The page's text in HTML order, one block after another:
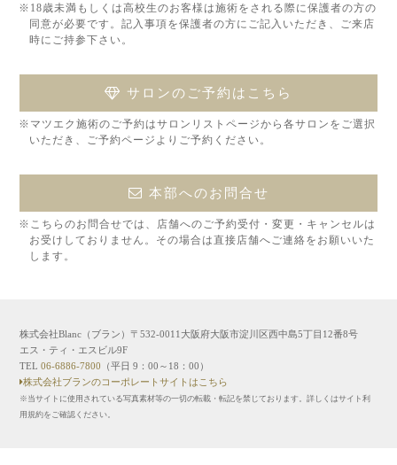
※18歳未満もしくは高校生のお客様は施術をされる際に保護者の方の
同意が必要です。記入事項を保護者の方にご記入いただき、ご来店
時にご持参下さい。
サロンのご予約はこちら
※マツエク施術のご予約はサロンリストページから各サロンをご選択
いただき、ご予約ページよりご予約ください。
本部へのお問合せ
※こちらのお問合せでは、店舗へのご予約受付・変更・キャンセルは
お受けしておりません。その場合は直接店舗へご連絡をお願いいた
します。
株式会社Blanc（ブラン）〒532-0011大阪府大阪市淀川区西中島5丁目12番8号
エス・ティ・エスビル9F
TEL06-6886-7800
（平日 9：00～18：00）
株式会社ブランのコーポレートサイトはこちら
※当サイトに使用されている写真素材等の一切の転載・転記を禁じております。詳しくはサイト利
用規約をご確認ください。